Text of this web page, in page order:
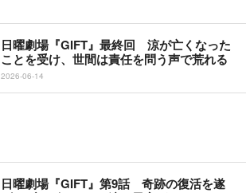
日曜劇場『GIFT』最終回 涼が亡くなった
ことを受け、世間は責任を問う声で荒れる
2026-06-14
日曜劇場『GIFT』第9話 奇跡の復活を遂